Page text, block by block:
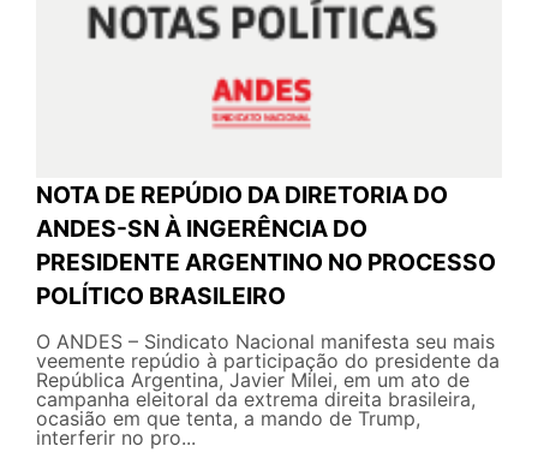
NOTA DE REPÚDIO DA DIRETORIA DO
ANDES-SN À INGERÊNCIA DO
PRESIDENTE ARGENTINO NO PROCESSO
POLÍTICO BRASILEIRO
O ANDES – Sindicato Nacional manifesta seu mais
veemente repúdio à participação do presidente da
República Argentina, Javier Milei, em um ato de
campanha eleitoral da extrema direita brasileira,
ocasião em que tenta, a mando de Trump,
interferir no pro...